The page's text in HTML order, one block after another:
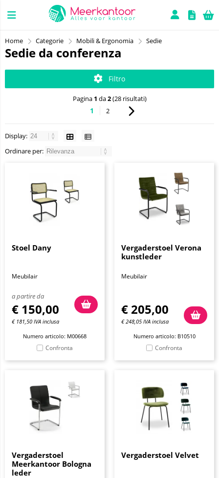
Home Categorie Mobili & Ergonomia Sedie
Sedie da conferenza
Filtro
Pagina 1 da2(28 risultati)
1 2
Display:
Ordinare per:
Stoel Dany
Meubilair
a partire da
€ 150,00
€ 181,50 IVA inclusa
Numero articolo: M00668
Confronta
Vergaderstoel Verona
kunstleder
Meubilair
€ 205,00
€248,05 IVA inclusa
Numero articolo: B10510
Confronta
Vergaderstoel
Meerkantoor Bologna
leder
Vergaderstoel Velvet